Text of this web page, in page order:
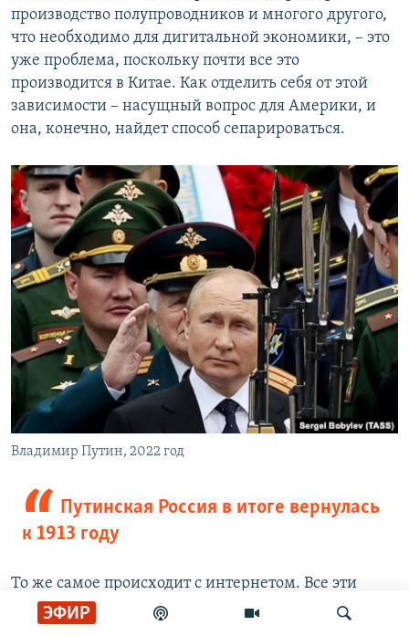
ЭФИР
производство полупроводников и многого другого,
что необходимо для дигитальной экономики, – это
уже проблема, поскольку почти все это
производится в Китае. Как отделить себя от этой
зависимости – насущный вопрос для Америки, и
она, конечно, найдет способ сепарироваться.
Владимир Путин, 2022 год
Путинская Россия в итоге вернулась
к 1913 году
То же самое происходит с интернетом. Все эти
представления о интернациональности,
глобальности социальных сетей и сервисов – не